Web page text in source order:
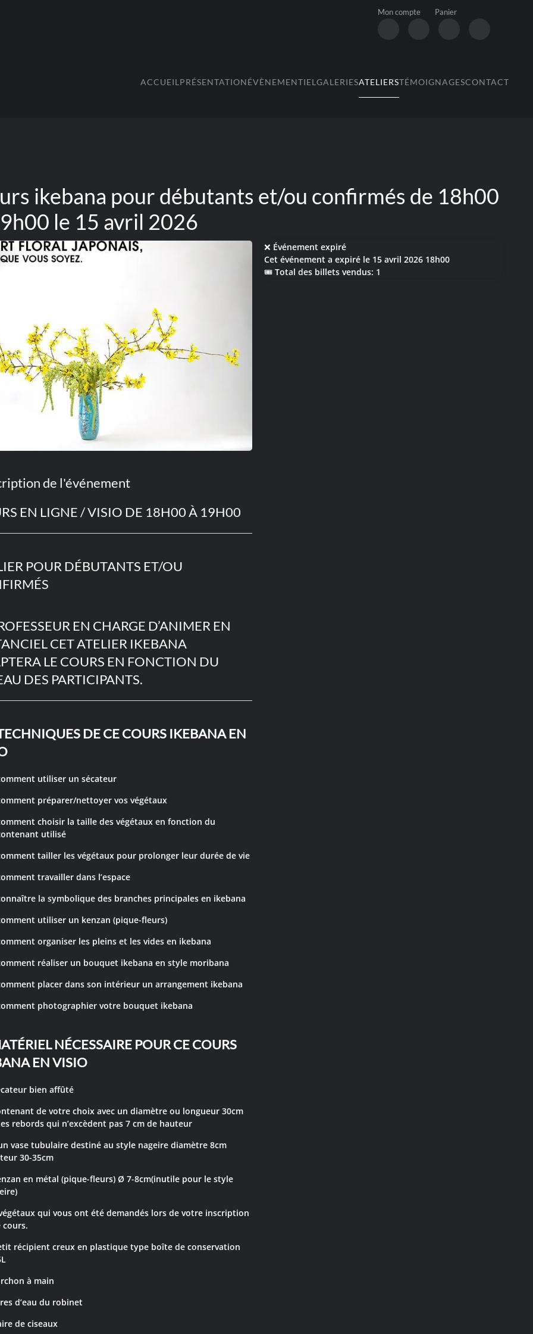
Mon compte Panier
ACCUEIL PRÉSENTATIONÉVÈNEMENTIEL GALERIESATELIERSTÉMOIGNAGESCONTACT
ikebana pour débutants et/ou confirmés de 18h00
le 15 avril 2026
de l'événement
EN LIGNE / VISIO DE 18H00 À 19H00
POUR DÉBUTANTS ET/OU
EN CHARGE D’ANIMER EN
CET ATELIER IKEBANA
LE COURS EN FONCTION DU
DES PARTICIPANTS.
DE CE COURS IKEBANA EN
utiliser un sécateur
préparer/nettoyer vos végétaux
choisir la taille des végétaux en fonction du
utilisé
tailler les végétaux pour prolonger leur durée de vie
travailler dans l’espace
la symbolique des branches principales en ikebana
utiliser un kenzan (pique-fleurs)
organiser les pleins et les vides en ikebana
réaliser un bouquet ikebana en style moribana
placer dans son intérieur un arrangement ikebana
photographier votre bouquet ikebana
NÉCESSAIRE POUR CE COURS
EN VISIO
bien affûté
de votre choix avec un diamètre ou longueur 30cm
rebords qui n’excèdent pas 7 cm de hauteur
vase tubulaire destiné au style nageire diamètre 8cm
30-35cm
en métal (pique-fleurs) Ø 7-8cm(inutile pour le style
qui vous ont été demandés lors de votre inscription
cours.
récipient creux en plastique type boîte de conservation
à main
d’eau du robinet
de ciseaux
❌ Événement expiré
Cet événement a expiré le 15 avril 2026 18h00
🎟 Total des billets vendus: 1